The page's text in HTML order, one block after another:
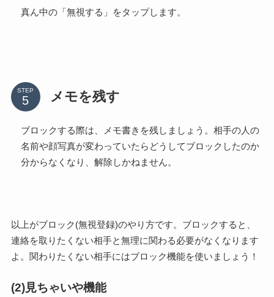
真ん中の「無視する」をタップします。
STEP メモを残す
ブロックする際は、メモ書きを残しましょう。相手の人の
名前や顔写真が変わっていたらどうしてブロックしたのか
分からなくなり、解除しかねません。
以上がブロック(無視登録)のやり方です。ブロックすると、
連絡を取りたくない相手と無理に関わる必要がなくなります
よ。関わりたくない相手にはブロック機能を使いましょう！
(2)見ちゃいや機能